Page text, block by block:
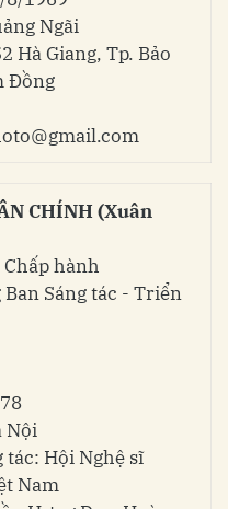
Ngãi
Hà Giang, Tp. Bảo
Đồng
CHÍNH (Xuân
hành
Sáng tác - Triển
Nội
tác: Hội Nghệ sĩ
Nam